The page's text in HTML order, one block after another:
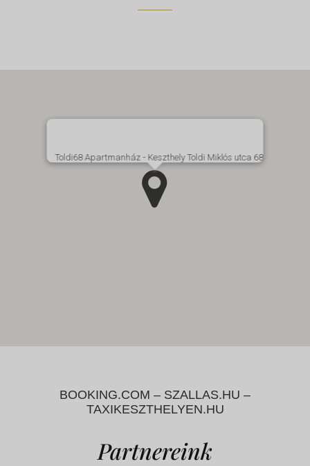
Toldi68 Apartmanház - Keszthely Toldi Miklós utca 68
BOOKING.COM – SZALLAS.HU –
TAXIKESZTHELYEN.HU
Partnereink